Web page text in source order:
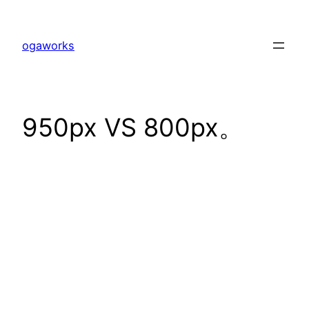
ogaworks
950px VS 800px。